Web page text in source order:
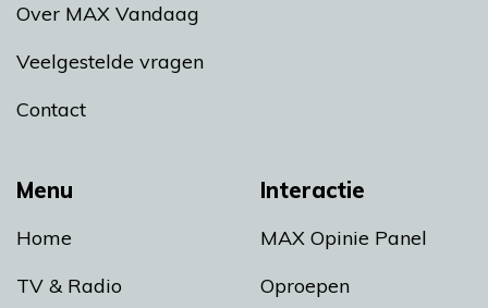
Menu
Home
TV & Radio
Interactie
MAX Opinie Panel
Oproepen
Over MAX Vandaag
Veelgestelde vragen
Contact